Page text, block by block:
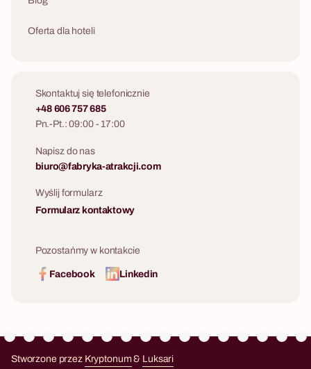
Oferta dla hoteli
Skontaktuj się telefonicznie
+48 606 757 685
Pn.-Pt.: 09:00 - 17:00
Napisz do nas
biuro@fabryka-atrakcji.com
Wyślij formularz
Formularz kontaktowy
Pozostańmy w kontakcie
Facebook Linkedin
Stworzone przez Kryptonum& Luksari